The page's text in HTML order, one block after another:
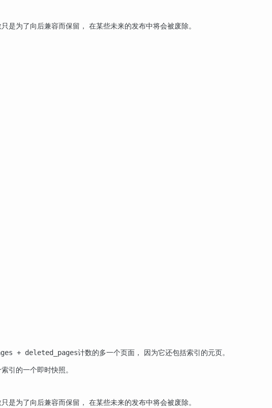
是为了向后兼容而保留， 在某些未来的发布中将会被废除。
+ deleted_pages计数的多一个页面， 因为它还包括索引的元页。
引的一个即时快照。
是为了向后兼容而保留， 在某些未来的发布中将会被废除。